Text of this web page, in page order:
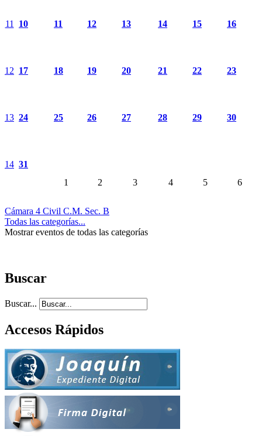
11 10 11 12 13 14 15 16
12 17 18 19 20 21 22 23
13 24 25 26 27 28 29 30
14 31
1
2 3 4 5 6
Cámara 4 Civil C.M. Sec. B
Todas las categorías...
Mostrar eventos de todas las categorías
Buscar
Buscar...
Accesos Rápidos